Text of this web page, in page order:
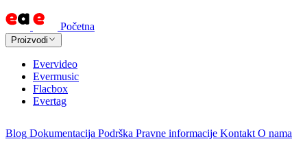
Početna
Proizvodi
Evervideo
Evermusic
Flacbox
Evertag
Blog Dokumentacija Podrška Pravne informacije Kontakt O nama